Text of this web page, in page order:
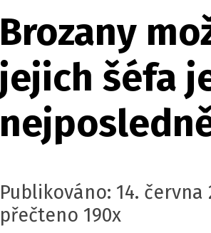
Brozany
jejich šéfa
Publikováno: 14. června
přečteno 190x